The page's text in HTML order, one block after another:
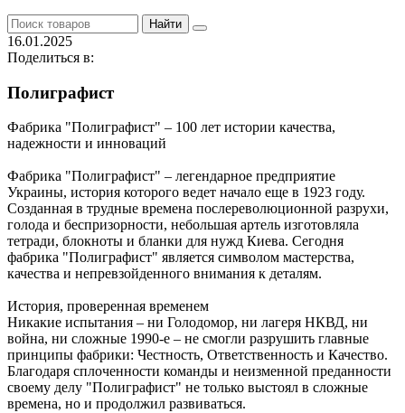
Найти
16.01.2025
Поделиться в:
Полиграфист
Фабрика "Полиграфист" – 100 лет истории качества,
надежности и инноваций
Фабрика "Полиграфист" – легендарное предприятие
Украины, история которого ведет начало еще в 1923 году.
Созданная в трудные времена послереволюционной разрухи,
голода и беспризорности, небольшая артель изготовляла
тетради, блокноты и бланки для нужд Киева. Сегодня
фабрика "Полиграфист" является символом мастерства,
качества и непревзойденного внимания к деталям.
История, проверенная временем
Никакие испытания – ни Голодомор, ни лагеря НКВД, ни
война, ни сложные 1990-е – не смогли разрушить главные
принципы фабрики: Честность, Ответственность и Качество.
Благодаря сплоченности команды и неизменной преданности
своему делу "Полиграфист" не только выстоял в сложные
времена, но и продолжил развиваться.